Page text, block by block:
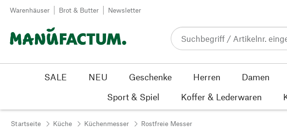
Zum Inhalt springen
Warenhäuser Brot & Butter Newsletter
SALE NEU Geschenke Herren Damen
Sport & Spiel
Koffer & Lederwaren
Startseite Küche Küchenmesser Rostfreie Messer